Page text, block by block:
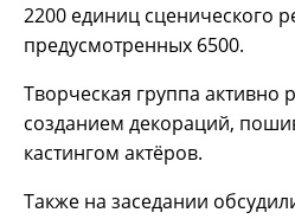
2200 единиц сценического
предусмотренных 6500.
Творческая группа активно
созданием декораций,
кастингом актёров.
Также на заседании